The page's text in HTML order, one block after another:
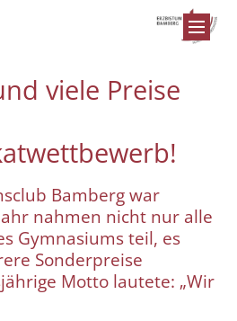
viele Preise
Bamberg war
nahmen nicht nur alle
Gymnasiums teil, es
Sonderpreise
Motto lautete: „Wir